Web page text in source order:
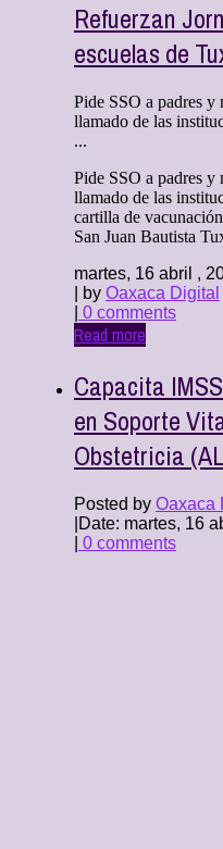
Refuerzan
escuelas de
Pide SSO a padres y
llamado de las
...
Pide SSO a padres y
llamado de las
cartilla de
San Juan Bautista
martes, 16 abril ,
| by Oaxaca Digital
0 comments
Read more
Capacita
en Soporte
Obstetricia
Posted by Oaxaca
Date: martes, 16
0 comments